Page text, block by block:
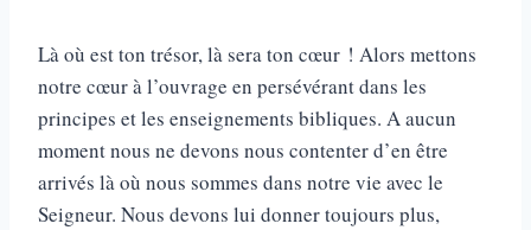
Là où est ton trésor, là sera ton cœur ! Alors mettons
notre cœur à l’ouvrage en persévérant dans les
principes et les enseignements bibliques. A aucun
moment nous ne devons nous contenter d’en être
arrivés là où nous sommes dans notre vie avec le
Seigneur. Nous devons lui donner toujours plus,